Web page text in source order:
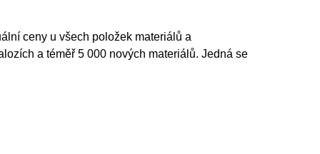
ceny u všech položek materiálů a
a téměř 5 000 nových materiálů. Jedná se